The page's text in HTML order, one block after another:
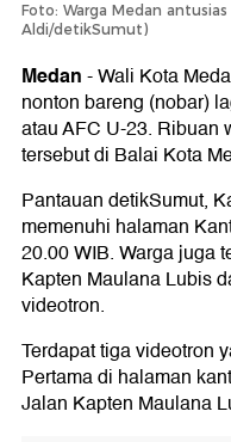
Foto: Warga Medan
Aldi/detikSumut)
Medan-Wali Kota
nonton bareng (nobar)
atau AFC U-23. Ribuan
tersebut di Balai Kota
Pantauan detikSumut,
memenuhi halaman
20.00 WIB. Warga juga
Kapten Maulana Lubis
videotron.
Terdapat tiga videotron
Pertama di halaman
Jalan Kapten Maulana